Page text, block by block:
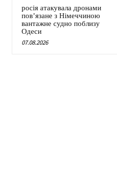
росія атакувала дронами
пов’язане з Німеччиною
вантажне судно поблизу
Одеси
07.08.2026